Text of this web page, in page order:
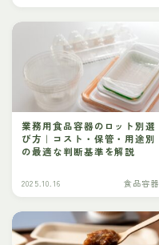
業務用食品容器のロット別選
び方｜コスト・保管・用途別
の最適な判断基準を解説
2025.10.16 食品容器